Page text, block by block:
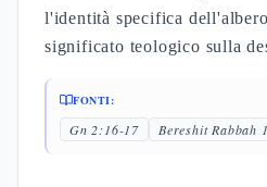
l'identità specifica
significato teologico sulla
FONTI:
Gn 2:16-17 Bereshit Rabbah